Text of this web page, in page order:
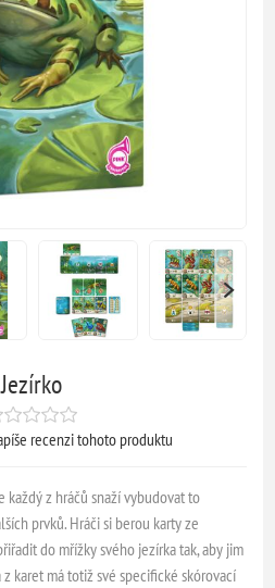
Jezírko
recenzi tohoto produktu
každý z hráčů snaží vybudovat to
prvků. Hráči si berou karty ze
do mřížky svého jezírka tak, aby jim
karet má totiž své specifické skórovací